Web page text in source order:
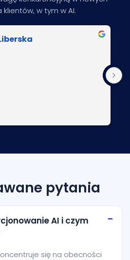
klientów, w tym w AI.
pytania
AI i czym
się na obecności